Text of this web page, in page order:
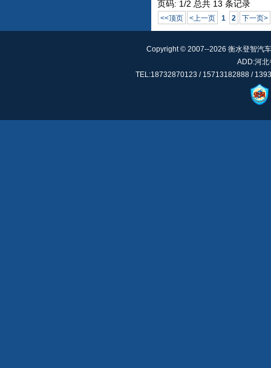
页码: 1/2 总共 13 条记录
<<顶页 <上一页 1 2 下一页>
Copyright © 2007--2026 衡水登智汽
ADD:河北
TEL:18732870123 / 15713182888 /